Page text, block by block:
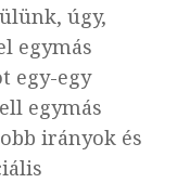
úgy,
egymás
egy-egy
egymás
irányok és